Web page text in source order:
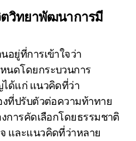
วิทยาพัฒนาการมี
ยู่ที่การเข้าใจว่า
นดโดยกระบวนการ
ด้แก่ แนวคิดที่ว่า
ที่ปรับตัวต่อความท้าทาย
การคัดเลือกโดยธรรมชาติ
และแนวคิดที่ว่าหลาย